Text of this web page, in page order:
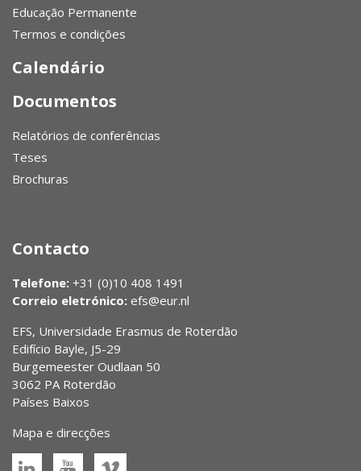
Educação Permanente
Termos e condições
Calendário
Documentos
Relatórios de conferências
Teses
Brochuras
Contacto
Telefone: +31 (0)10 408 1491
Correio eletrónico: efs@eur.nl
EFS, Universidade Erasmus de Roterdão
Edifício Bayle, J5-29
Burgemeester Oudlaan 50
3062 PA Roterdão
Países Baixos
Mapa e direcções